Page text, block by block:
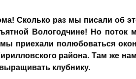
Сколько раз мы писали об
Вологодчине! Но поток
приехали полюбоваться
района. Там же
клубнику.